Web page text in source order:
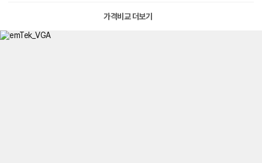
가격비교 더보기